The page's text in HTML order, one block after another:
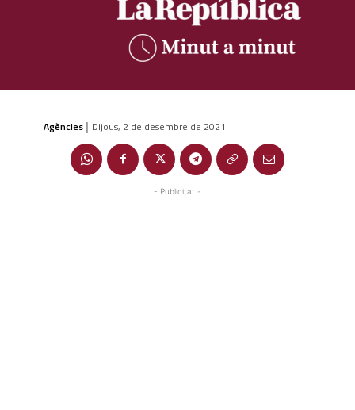
Agències | Dijous, 2 de desembre de 2021
- Publicitat -